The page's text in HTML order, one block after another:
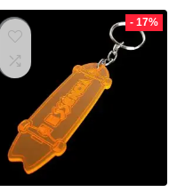
R$34,90.R$29,90.
- 17%